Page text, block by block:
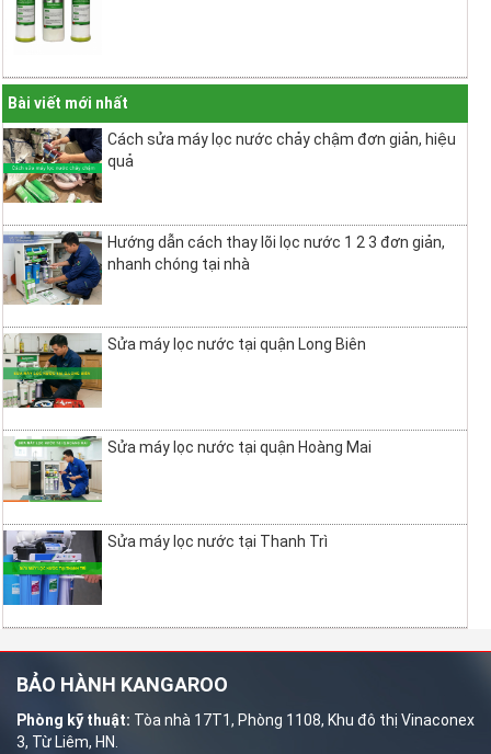
Bài viết mới nhất
Cách sửa máy lọc nước chảy chậm đơn giản, hiệu
quả
Hướng dẫn cách thay lõi lọc nước 1 2 3 đơn giản,
nhanh chóng tại nhà
Sửa máy lọc nước tại quận Long Biên
Sửa máy lọc nước tại quận Hoàng Mai
Sửa máy lọc nước tại Thanh Trì
BẢO HÀNH KANGAROO
Phòng kỹ thuật: Tòa nhà 17T1, Phòng 1108, Khu đô thị Vinaconex
3, Từ Liêm, HN.